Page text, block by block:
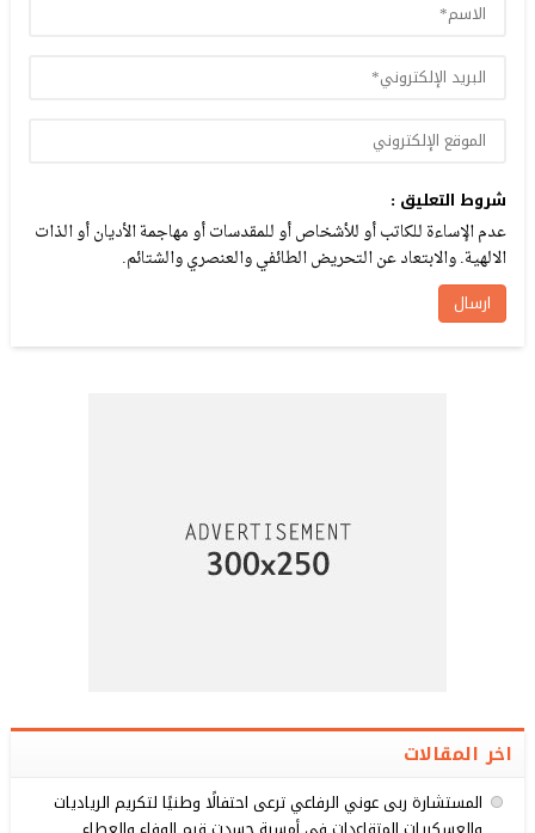
شروط التعليق :
عدم الإساءة للكاتب أو للأشخاص أو للمقدسات أو مهاجمة الأديان أو الذات
الالهية. والابتعاد عن التحريض الطائفي والعنصري والشتائم.
اخر المقالات
المستشارة ربى عوني الرفاعي ترعى احتفالًا وطنيًا لتكريم الرياديات